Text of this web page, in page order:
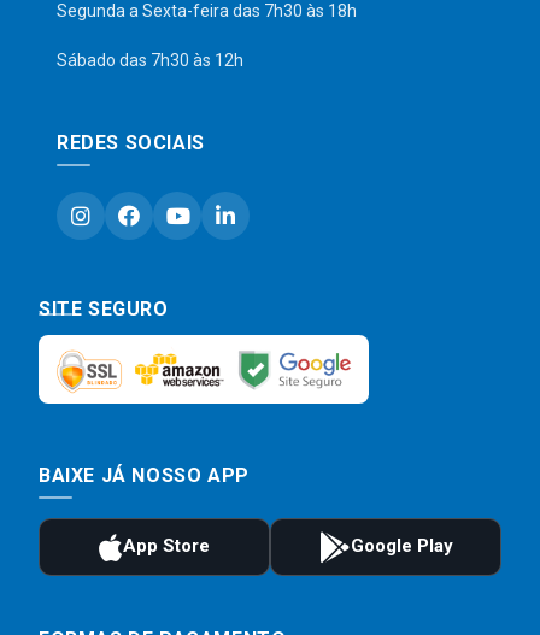
Segunda a Sexta-feira das 7h30 às 18h
Sábado das 7h30 às 12h
REDES SOCIAIS
SITE SEGURO
BAIXE JÁ NOSSO APP